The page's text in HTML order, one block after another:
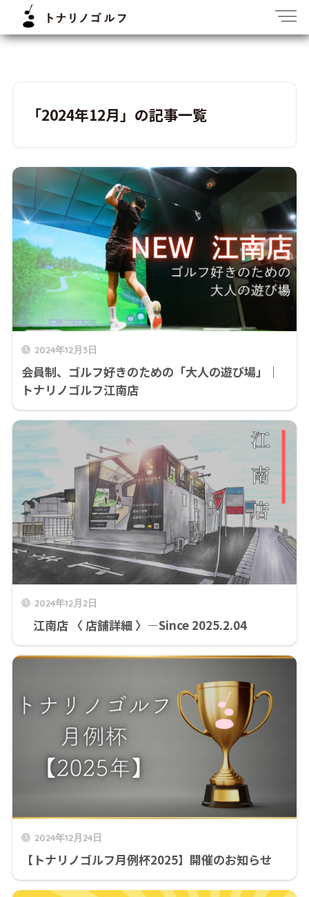
「2024年12月」の記事一覧
2024年12月3日
会員制、ゴルフ好きのための「大人の遊び場」｜
トナリノゴルフ江南店
2024年12月2日
江南店 〈 店舗詳細 〉―Since 2025.2.04
2024年12月24日
【トナリノゴルフ月例杯2025】開催のお知らせ